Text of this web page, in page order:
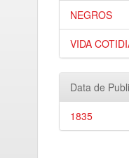
NEGROS
VIDA
Data de
1835